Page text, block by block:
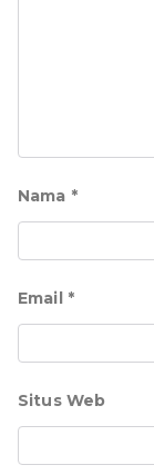
Nama *
Email *
Situs Web